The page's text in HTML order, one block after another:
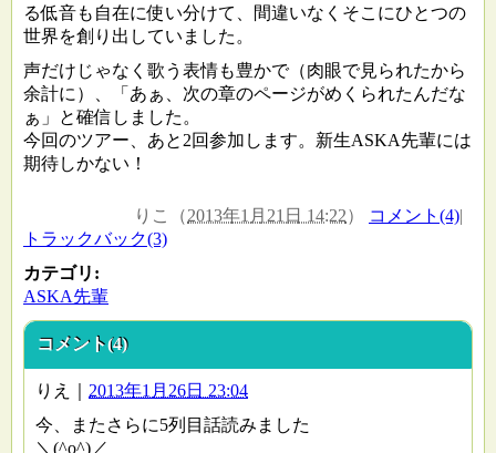
る低音も自在に使い分けて、間違いなくそこにひとつの
世界を創り出していました。
声だけじゃなく歌う表情も豊かで（肉眼で見られたから
余計に）、「あぁ、次の章のページがめくられたんだな
ぁ」と確信しました。
今回のツアー、あと2回参加します。新生ASKA先輩には
期待しかない！
りこ （2013年1月21日 14:22） コメント(4)|
トラックバック(3)
カテゴリ :
ASKA先輩
コメント(4)
りえ
2013年1月26日 23:04
今、またさらに5列目話読みました
＼(^o^)／